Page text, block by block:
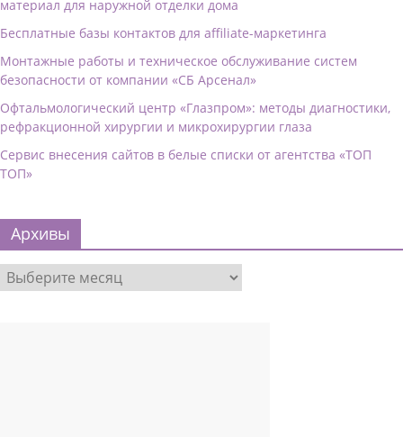
материал для наружной отделки дома
Бесплатные базы контактов для affiliate-маркетинга
Монтажные работы и техническое обслуживание систем
безопасности от компании «СБ Арсенал»
Офтальмологический центр «Глазпром»: методы диагностики,
рефракционной хирургии и микрохирургии глаза
Сервис внесения сайтов в белые списки от агентства «ТОП
ТОП»
Архивы